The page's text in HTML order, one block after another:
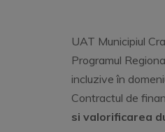
UAT Municipiul
Programul
incluzive în
Contractul de
si valorificarea